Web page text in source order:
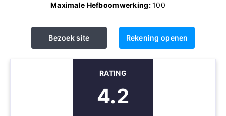
Maximale Hefboomwerking:100
Bezoek site Rekening openen
RATING
4.2